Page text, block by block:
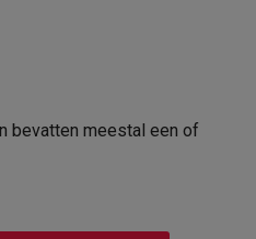
bevatten meestal een of